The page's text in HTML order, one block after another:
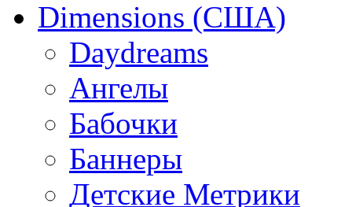
Dimensions (США)
Daydreams
Ангелы
Бабочки
Баннеры
Детские Метрики